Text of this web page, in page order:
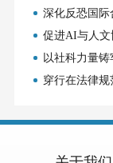
深化反恐国际
促进AI与人文
以社科力量
穿行在法律